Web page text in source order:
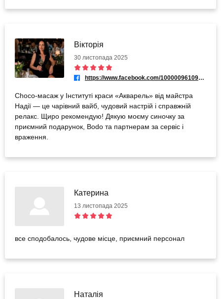
Вікторія
30 листопада 2025
https://www.facebook.com/100000961095511
Choco-масаж у Інституті краси «Акварель» від майстра
Надії — це чарівний вайб, чудовий настрій і справжній
релакс. Щиро рекомендую! Дякую моєму синочку за
приємний подарунок, Bodo та партнерам за сервіс і
враження.
Катерина
13 листопада 2025
все сподобалось, чудове місце, приємний персонал
Наталія